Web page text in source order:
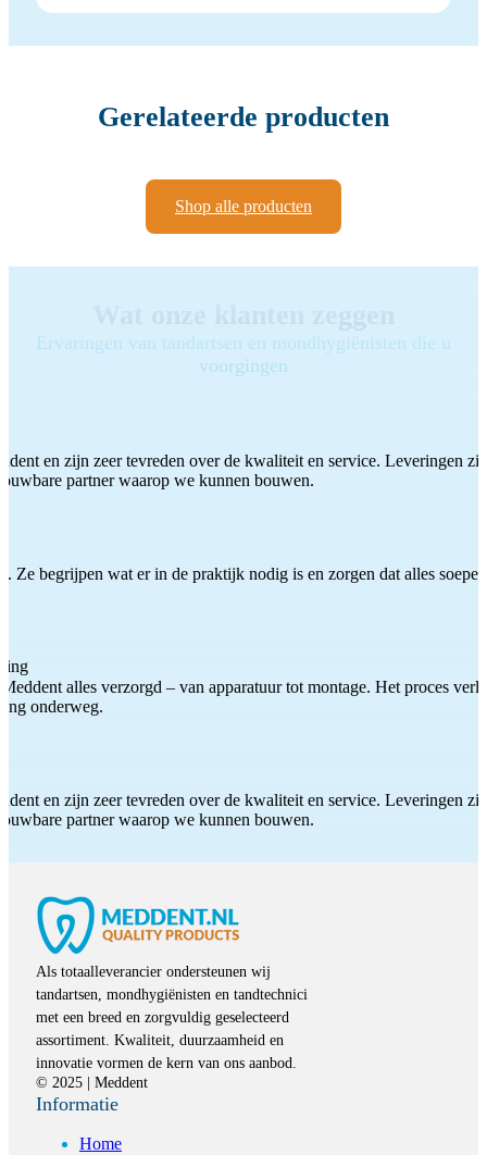
Gerelateerde producten
Shop alle producten
Ervaringen van tandartsen en mondhygiënisten die u
voorgingen
en zijn zeer tevreden over de kwaliteit en service. Leveringen
partner waarop we kunnen bouwen.
Ze begrijpen wat er in de praktijk nodig is en zorgen dat alles
alles verzorgd – van apparatuur tot montage. Het proces
onderweg.
en zijn zeer tevreden over de kwaliteit en service. Leveringen
partner waarop we kunnen bouwen.
Als totaalleverancier ondersteunen wij
tandartsen, mondhygiënisten en tandtechnici
met een breed en zorgvuldig geselecteerd
assortiment. Kwaliteit, duurzaamheid en
innovatie vormen de kern van ons aanbod.
© 2025 | Meddent
Informatie
Home